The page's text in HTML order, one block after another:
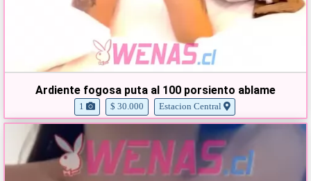
Ardiente fogosa puta al 100 porsiento ablame
1 $ 30.000 Estacion Central